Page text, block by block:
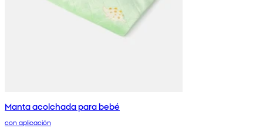
Manta acolchada para bebé
con aplicación